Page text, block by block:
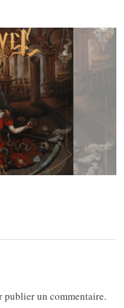
publier un commentaire.